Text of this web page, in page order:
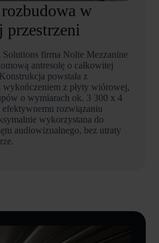
w
przestrzeni
firma Nolte Mezzanine
antresolę o całkowitej
powstała z
z płyty wiórowej,
o wymiarach ok. 3 300 x 4
rozwiązaniu
wykorzystana do
audiowizualnego, bez utraty